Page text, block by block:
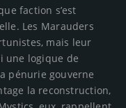
faction s’est
Les Marauders
mais leur
une logique de
pénurie gouverne
la reconstruction,